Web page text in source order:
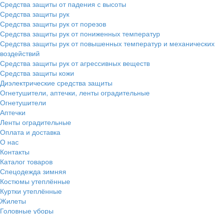
Средства защиты от падения с высоты
Средства защиты рук
Средства защиты рук от порезов
Средства защиты рук от пониженных температур
Средства защиты рук от повышенных температур и механических
воздействий
Средства защиты рук от агрессивных веществ
Средства защиты кожи
Диэлектрические средства защиты
Огнетушители, аптечки, ленты оградительные
Огнетушители
Аптечки
Ленты оградительные
Оплата и доставка
О нас
Контакты
Каталог товаров
Спецодежда зимняя
Костюмы утеплённые
Куртки утеплённые
Жилеты
Головные уборы